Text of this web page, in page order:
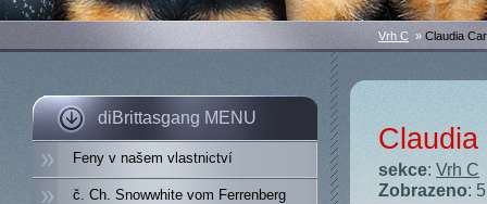
diBrittasgang MENU
Feny v našem vlastnictví
č. Ch. Snowwhite vom Ferrenberg
Vrh C » Claudia
Claudia
sekce:Vrh C
Zobrazeno: